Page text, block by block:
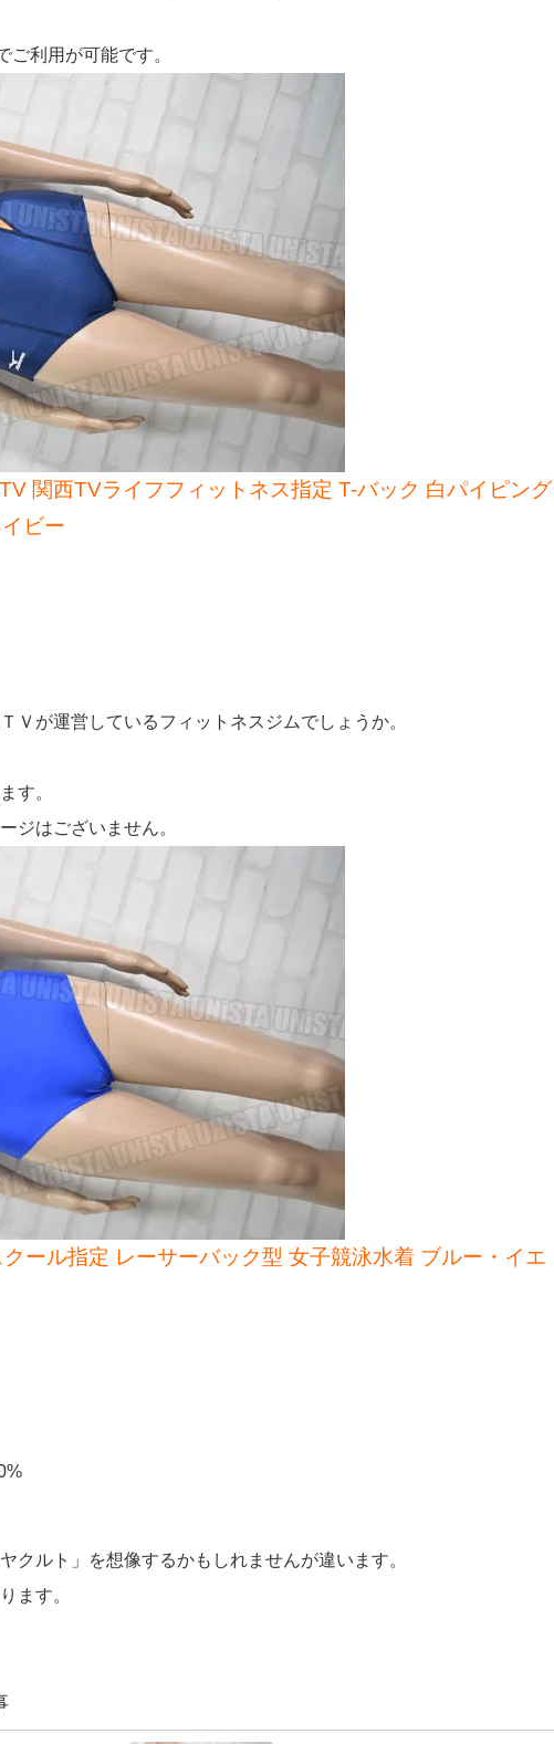
利用が可能です。
関西TVライフフィットネス指定 T-バック 白パイピング
ビー
Ｖが運営しているフィットネスジムでしょうか。
す。
ジはございません。
ール指定 レーサーバック型 女子競泳水着 ブルー・イエ
クルト」を想像するかもしれませんが違います。
ます。